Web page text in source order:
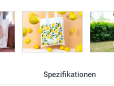
Spezifikationen